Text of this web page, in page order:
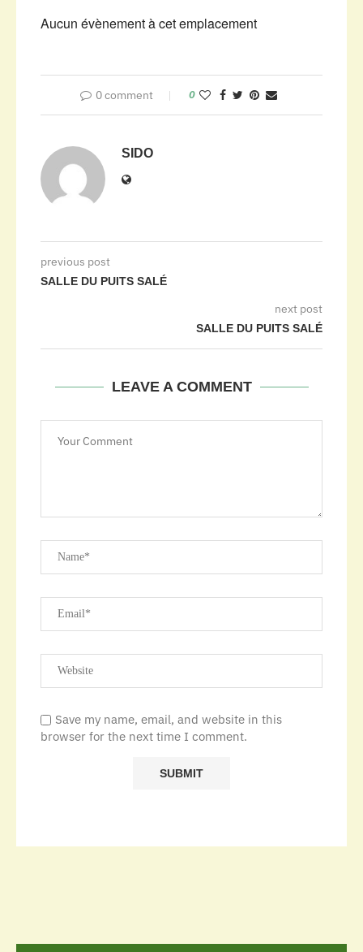
Aucun évènement à cet emplacement
0 comment 0
SIDO
previous post
SALLE DU PUITS SALÉ
next post
SALLE DU PUITS SALÉ
LEAVE A COMMENT
Save my name, email, and website in this
browser for the next time I comment.